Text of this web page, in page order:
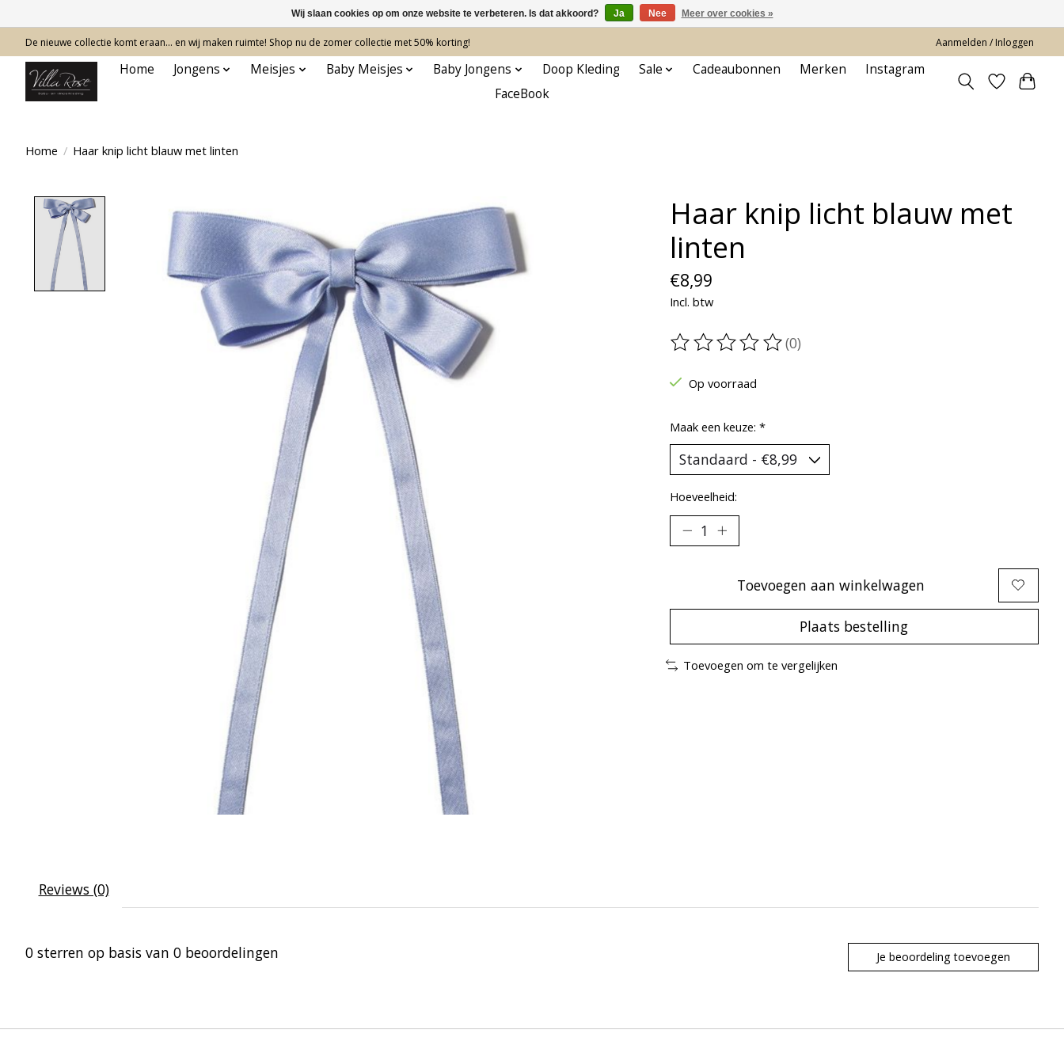
De nieuwe collectie komt eraan… en wij maken ruimte! Shop nu de zomer collectie met 50% korting! Aanmelden / Inloggen
Home Jongens Meisjes Baby Meisjes Baby Jongens Doop Kleding Sale Cadeaubonnen Merken
Instagram
FaceBook
Home / Haar knip licht blauw met linten
Haar knip licht blauw met
linten
€8,99
Incl. btw
De beoordeling van dit product is
(0)
Op voorraad
Maak een keuze: *
Hoeveelheid:
Toevoegen aan winkelwagen
Plaats bestelling
Toevoegen om te vergelijken
Reviews (0)
0 sterren op basis van 0 beoordelingen Je beoordeling toevoegen
Wij slaan cookies op om onze website te verbeteren. Is dat akkoord? Ja Nee Meer over cookies »